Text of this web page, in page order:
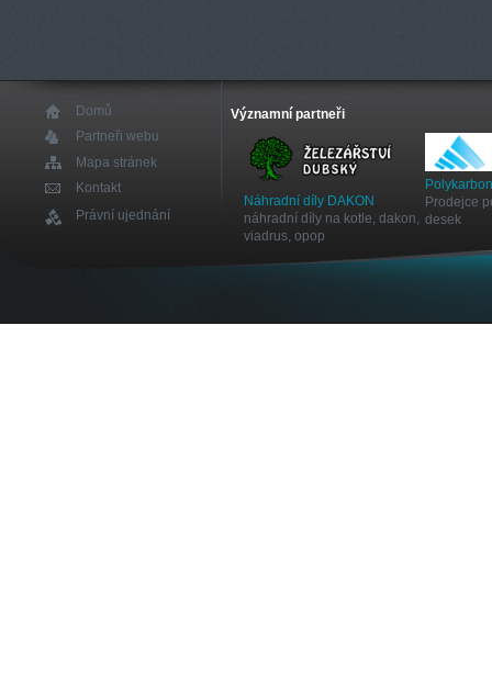
Domů
Partneři webu
Mapa stránek
Kontakt
Právní ujednání
Významní partneři
Náhradní díly DAKON
náhradní díly na kotle, dakon,
viadrus, opop
Prodejce
desek